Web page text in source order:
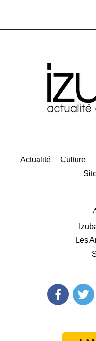
Actualité Culture
Les